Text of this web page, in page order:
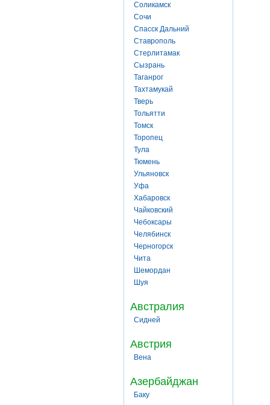
Соликамск
Сочи
Спасск Дальний
Ставрополь
Стерлитамак
Сызрань
Таганрог
Тахтамукай
Тверь
Тольятти
Томск
Торопец
Тула
Тюмень
Ульяновск
Уфа
Хабаровск
Чайковский
Чебоксары
Челябинск
Черногорск
Чита
Шемордан
Шуя
Австралия
Сидней
Австрия
Вена
Азербайджан
Баку